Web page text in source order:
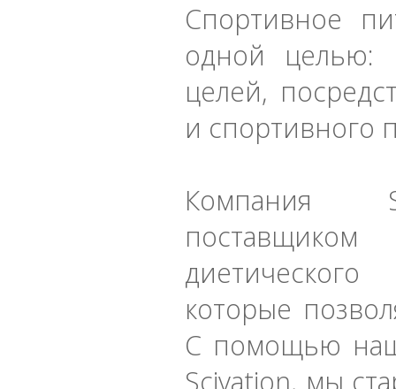
Спортивное
одной целью:
целей,
и спортивного
Компания
поставщиком
которые
С помощью
Scivation, мы